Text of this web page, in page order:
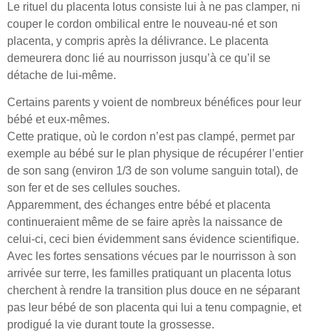
Le rituel du placenta lotus consiste lui à ne pas clamper, ni
couper le cordon ombilical entre le nouveau-né et son
placenta, y compris après la délivrance. Le placenta
demeurera donc lié au nourrisson jusqu’à ce qu’il se
détache de lui-même.
Certains parents y voient de nombreux bénéfices pour leur
bébé et eux-mêmes.
Cette pratique, où le cordon n’est pas clampé, permet par
exemple au bébé sur le plan physique de récupérer l’entier
de son sang (environ 1/3 de son volume sanguin total), de
son fer et de ses cellules souches.
Apparemment, des échanges entre bébé et placenta
continueraient même de se faire après la naissance de
celui-ci, ceci bien évidemment sans évidence scientifique.
Avec les fortes sensations vécues par le nourrisson à son
arrivée sur terre, les familles pratiquant un placenta lotus
cherchent à rendre la transition plus douce en ne séparant
pas leur bébé de son placenta qui lui a tenu compagnie, et
prodigué la vie durant toute la grossesse.